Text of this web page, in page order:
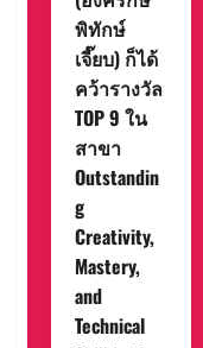
พิทักษ์
เจี๊ยบ) ก็ได้
คว้ารางวัล
TOP 9 ใน
สาขา
Outstandin
g
Creativity,
Mastery,
and
Technical